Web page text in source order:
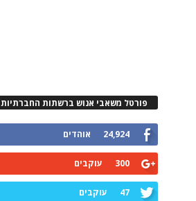
פורטל משאבי אנוש ברשתות החברתיות
24,924 אוהדים
300 עוקבים
47 עוקבים